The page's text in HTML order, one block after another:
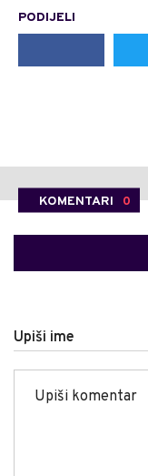
PODIJELI
KOMENTARI 0
Upiši ime